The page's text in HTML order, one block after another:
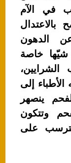
في الآم
بالاعتدال
الدهون
شيّها خاصة
إلى
ينصهر
وتتكون
على